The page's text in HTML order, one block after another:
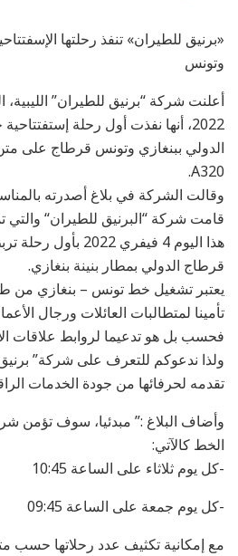
«برنيق للطيران» تنفذ رحلتها
وتونس
2022، أنها نفذت أول رحلة
الدولي ببنغازي وتونس قرطاج على
A320.
وقالت الشركة في بلاغ أصدرته
قامت شركة “البرنيق للطيران“ والتي
هذا اليوم 4 فيفري
قرطاج الدولي بمطار بنينة بنغازي.
يعتبر تشغيل خط تونس – بنغازي من
تأمينا لمتطالبات العائلات ورجال
فحسب بل هو تدعيما لروابط علاقات
ولذا ندعوكم للتعرف على شركة”
تقدمه لحرفائها من جودة الخدمات
وأضاف البلاغ :” مبدئيا، سوف تؤمن
الخط كالآتي:
-كل يوم ثلاثاء على الساعة 10:45
-كل يوم جمعة على الساعة 09:45
مع إمكانية تكثيف عدد رحلاتها حسب